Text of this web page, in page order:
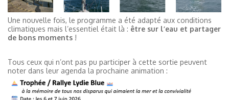
Une nouvelle fois, le programme a été adapté aux conditions
climatiques mais l’essentiel était là : être sur l’eau et partager
de bons moments !
Tous ceux qui n’ont pas pu participer à cette sortie peuvent
noter dans leur agenda la prochaine animation :